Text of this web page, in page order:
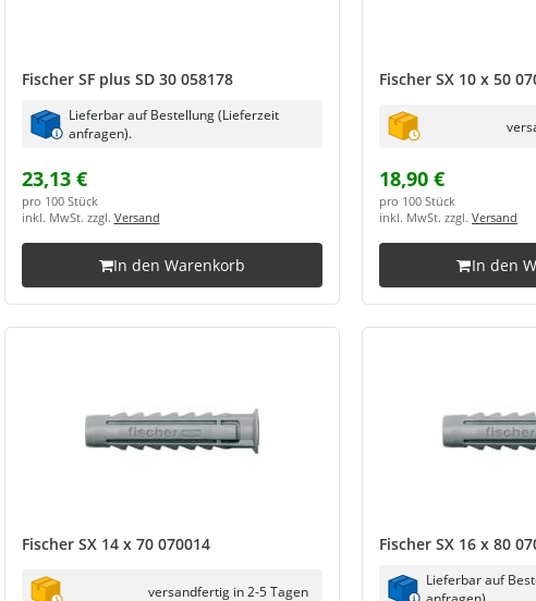
Fischer SF plus SD 30 058178
Lieferbar auf Bestellung (Lieferzeit
anfragen).
23,13 €
pro 100 Stück
inkl. MwSt. zzgl. Versand
In den Warenkorb
Fischer SX 10 x 50
18,90 €
pro 100 Stück
inkl. MwSt. zzgl. Versand
In den
Fischer SX 14 x 70 070014
versandfertig in 2-5 Tagen
Fischer SX 16 x 80
Lieferbar auf